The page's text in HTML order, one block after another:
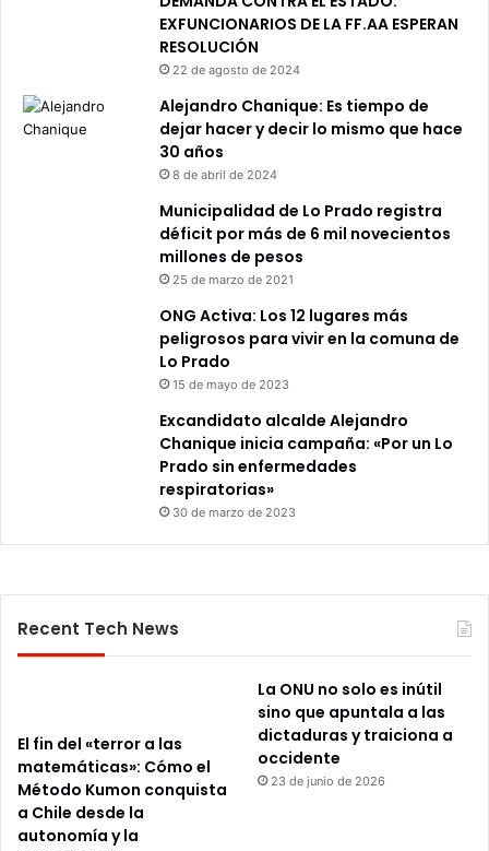
EXFUNCIONARIOS DE LA FF.AA ESPERAN
RESOLUCIÓN
22 de agosto de 2024
Alejandro Chanique: Es tiempo de
dejar hacer y decir lo mismo que hace
30 años
8 de abril de 2024
Municipalidad de Lo Prado registra
déficit por más de 6 mil novecientos
millones de pesos
25 de marzo de 2021
ONG Activa: Los 12 lugares más
peligrosos para vivir en la comuna de
Lo Prado
15 de mayo de 2023
Excandidato alcalde Alejandro
Chanique inicia campaña: «Por un Lo
Prado sin enfermedades
respiratorias»
30 de marzo de 2023
Recent Tech News
El fin del «terror a las
matemáticas»: Cómo el
Método Kumon conquista
a Chile desde la
autonomía y la
La ONU no solo es inútil
sino que apuntala a las
dictaduras y traiciona a
occidente
23 de junio de 2026